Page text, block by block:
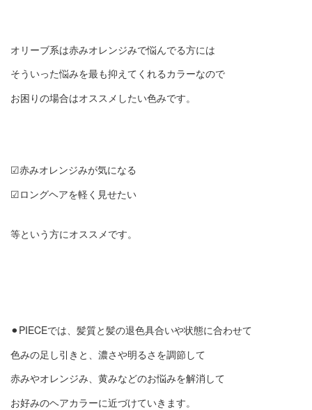
オリーブ系は赤みオレンジみで悩んでる方には
そういった悩みを最も抑えてくれるカラーなので
お困りの場合はオススメしたい色みです。
☑︎赤みオレンジみが気になる
☑︎ロングヘアを軽く見せたい
等という方にオススメです。
⚫︎PIECEでは、髪質と髪の退色具合いや状態に合わせて
色みの足し引きと、濃さや明るさを調節して
赤みやオレンジみ、黄みなどのお悩みを解消して
お好みのヘアカラーに近づけていきます。